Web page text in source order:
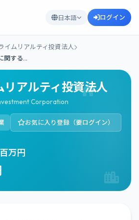
日本語 ログイン
イムリアルティ投資法人
関する…
リアルティ投資法人
Corporation
お気に入り登録（要ログイン）
万円